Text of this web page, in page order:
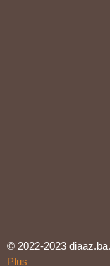
© 2022-2023
Plus